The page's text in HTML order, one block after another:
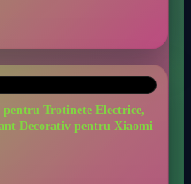
pentru Trotinete Electrice,
Decorativ pentru Xiaomi